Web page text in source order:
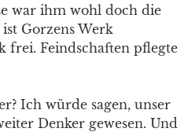
war ihm wohl doch die
Gorzens Werk
frei. Feindschaften pflegte
Ich würde sagen, unser
Denker gewesen. Und